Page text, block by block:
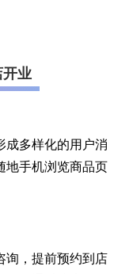
开业
成多样化的用户消
地手机浏览商品页
询，提前预约到店